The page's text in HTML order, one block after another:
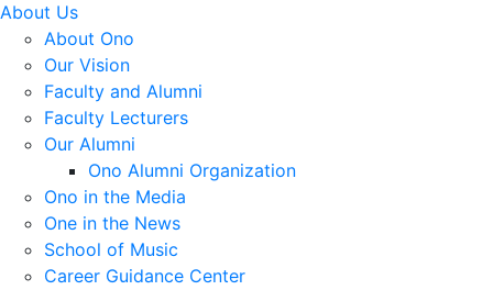
About Us
About Ono
Our Vision
Faculty and Alumni
Faculty Lecturers
Our Alumni
Ono Alumni Organization
Ono in the Media
One in the News
School of Music
Career Guidance Center